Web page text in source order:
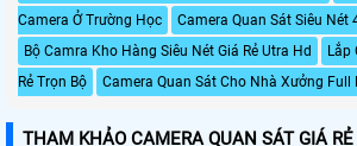
Camera Ở Trường Học
Camera Quan Sát Siêu Nét
Bộ Camra Kho Hàng Siêu Nét Giá Rẻ Utra Hd
Lắp
Rẻ Trọn Bộ
Camera Quan Sát Cho Nhà Xưởng Full
THAM KHẢO CAMERA QUAN SÁT GIÁ RẺ